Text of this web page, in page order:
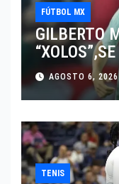
FÚTBOL MX
GILBERTO
JUGAR EN
AGOSTO 6, 2026
TENIS